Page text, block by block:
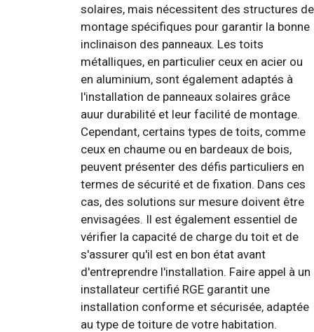
solaires, mais nécessitent des structures de
montage spécifiques pour garantir la bonne
inclinaison des panneaux. Les toits
métalliques, en particulier ceux en acier ou
en aluminium, sont également adaptés à
l'installation de panneaux solaires grâce
auur durabilité et leur facilité de montage.
Cependant, certains types de toits, comme
ceux en chaume ou en bardeaux de bois,
peuvent présenter des défis particuliers en
termes de sécurité et de fixation. Dans ces
cas, des solutions sur mesure doivent être
envisagées. Il est également essentiel de
vérifier la capacité de charge du toit et de
s'assurer qu'il est en bon état avant
d'entreprendre l'installation. Faire appel à un
installateur certifié RGE garantit une
installation conforme et sécurisée, adaptée
au type de toiture de votre habitation.